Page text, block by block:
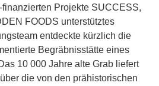
Projekte SUCCESS,
FOODS unterstütztes
entdeckte kürzlich die
Begräbnisstätte eines
10 000 Jahre alte Grab liefert
die von den prähistorischen